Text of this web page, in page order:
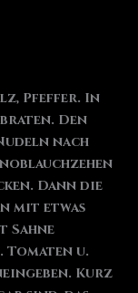
Pfeffer. In
Den
nach
Dann die
mit etwas
Sahne
Tomaten u.
Kurz